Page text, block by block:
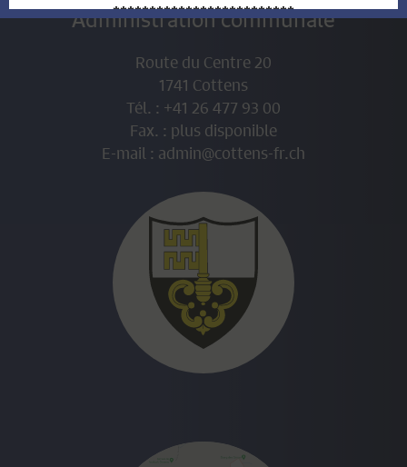
Administration communale
Route du Centre 20
1741 Cottens
Tél. : +41 26 477 93 00
Fax. : plus disponible
E-mail : admin@cottens-fr.ch
*************************
AVIS AUX PROPRIÉTAIRES
FONCIERSQUI ONT VENDU LEUR
BIEN IMMOBILIER DURANT
L’ANNÉE 2026
Nous portons à votre connaissance que nous
n’avons pas la possibilité technique et légale
d’établir la facture de contribution immobilière au
prorata.
En effet, la Loi sur les impôts communaux (LICo)
Cette contribution est
. Elle est calculée sur la valeur fiscale fixée